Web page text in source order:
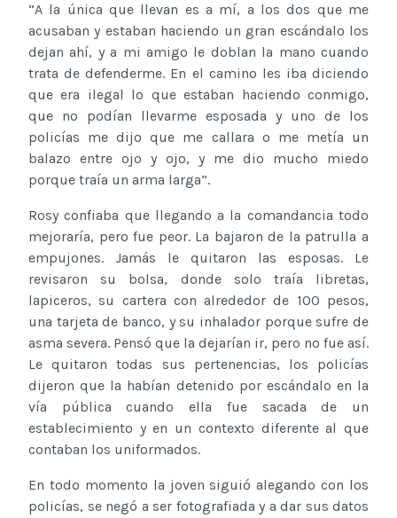
“A la única que llevan es a mí, a los dos que me
acusaban y estaban haciendo un gran escándalo los
dejan ahí, y a mi amigo le doblan la mano cuando
trata de defenderme. En el camino les iba diciendo
que era ilegal lo que estaban haciendo conmigo,
que no podían llevarme esposada y uno de los
policías me dijo que me callara o me metía un
balazo entre ojo y ojo, y me dio mucho miedo
porque traía un arma larga”.
Rosy confiaba que llegando a la comandancia todo
mejoraría, pero fue peor. La bajaron de la patrulla a
empujones. Jamás le quitaron las esposas. Le
revisaron su bolsa, donde solo traía libretas,
lapiceros, su cartera con alrededor de 100 pesos,
una tarjeta de banco, y su inhalador porque sufre de
asma severa. Pensó que la dejarían ir, pero no fue así.
Le quitaron todas sus pertenencias, los policías
dijeron que la habían detenido por escándalo en la
vía pública cuando ella fue sacada de un
establecimiento y en un contexto diferente al que
contaban los uniformados.
En todo momento la joven siguió alegando con los
policías, se negó a ser fotografiada y a dar sus datos